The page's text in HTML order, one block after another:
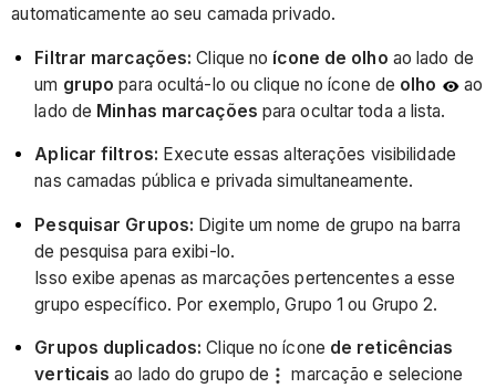
automaticamente ao seu camada privado.
Filtrar marcações: Clique no ícone de olho ao lado de
um grupopara ocultá-lo ou clique no ícone de olho
ao
lado de Minhas marcações para ocultar toda a lista.
Aplicar filtros: Execute essas alterações visibilidade
nas camadas pública e privada simultaneamente.
Pesquisar Grupos: Digite um nome de grupo na barra
de pesquisa para exibi-lo.
Isso exibe apenas as marcações pertencentes a esse
grupo específico. Por exemplo, Grupo 1 ou Grupo 2.
Grupos duplicados: Clique no ícone de reticências
verticaisao lado do grupo de
marcação e selecione